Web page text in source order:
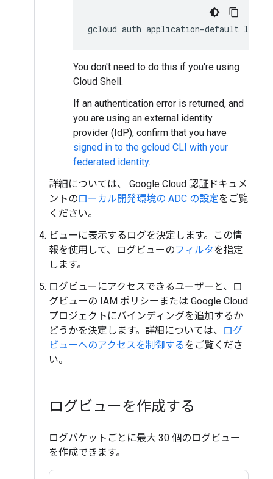
gcloud auth application-default login
You don't need to do this if you're using
Cloud Shell.
If an authentication error is returned, and
you are using an external identity
provider (IdP), confirm that you have
signed in to the gcloud CLI with your
federated identity.
詳細については、 Google Cloud 認証ドキュメ
ントのローカル開発環境の ADC の設定をご覧
ください。
ビューに表示するログを決定します。この情
報を使用して、ログビューのフィルタを指定
します。
ログビューにアクセスできるユーザーと、ロ
グビューの IAM ポリシーまたは Google Cloud
プロジェクトにバインディングを追加するか
どうかを決定します。詳細については、
ログ
ビューへのアクセスを制御するをご覧くださ
い。
ログビューを作成する
ログバケットごとに最大 30 個のログビュー
を作成できます。